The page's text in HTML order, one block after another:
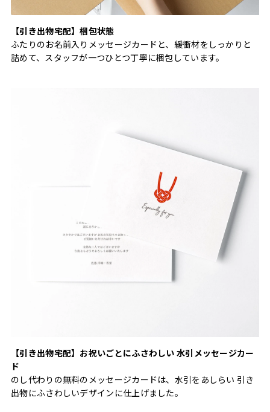
【引き出物宅配】梱包状態
ふたりのお名前入りメッセージカードと、緩衝材をしっかりと
詰めて、スタッフが一つひとつ丁寧に梱包しています。
【引き出物宅配】お祝いごとにふさわしい 水引メッセージカー
ド
のし代わりの無料のメッセージカードは、水引をあしらい 引き
出物にふさわしいデザインに仕上げました。